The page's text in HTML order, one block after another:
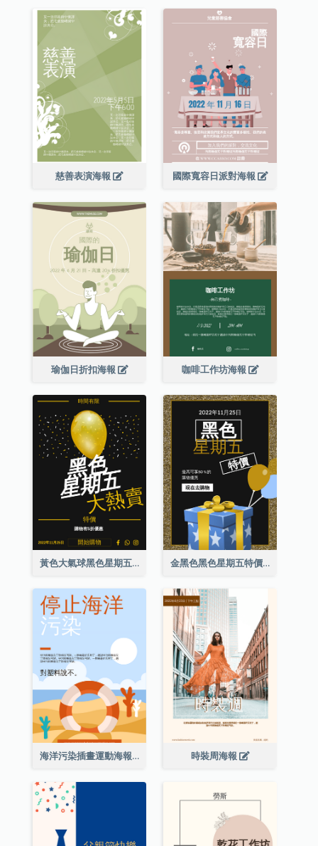
慈善表演海報 國際寬容日派對海報
瑜伽日折扣海報 咖啡工作坊海報
黃色大氣球黑色星期五特價海報 金黑色黑色星期五特價海報
海洋污染插畫運動海報 時裝周海報